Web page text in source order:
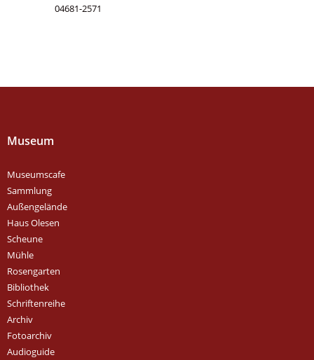
04681-2571
Museum
Museumscafe
Sammlung
Außengelände
Haus Olesen
Scheune
Mühle
Rosengarten
Bibliothek
Schriftenreihe
Archiv
Fotoarchiv
Audioguide